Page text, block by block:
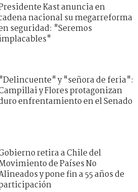
Kast anuncia en
nacional su megarreforma
seguridad: "Seremos
"Delincuente" y "señora de feria":
y Flores protagonizan
enfrentamiento en el Senado
retira a Chile del
de Países No
y pone fin a 55 años de